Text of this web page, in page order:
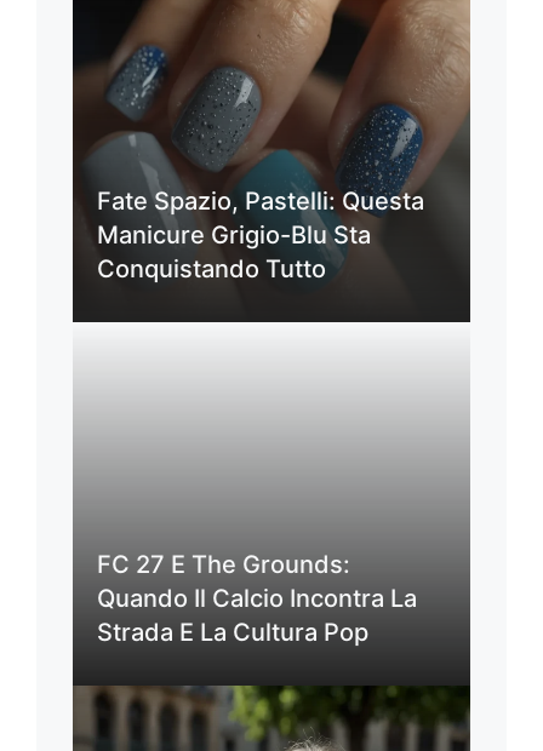
Fate Spazio, Pastelli: Questa
Manicure Grigio-Blu Sta
Conquistando Tutto
FC 27 E The Grounds:
Quando Il Calcio Incontra La
Strada E La Cultura Pop